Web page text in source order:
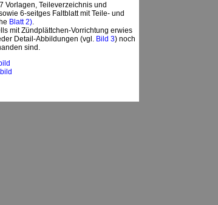
Vorlagen, Teileverzeichnis und
6-seitges Faltblatt mit Teile- und
Blatt 2).
mit Zündplättchen-Vorrichtung erwies
Detail-Abbildungen (vgl. Bild 3) noch
sind.